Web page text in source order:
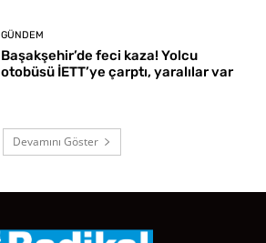
GÜNDEM
Başakşehir’de feci kaza! Yolcu
otobüsü İETT’ye çarptı, yaralılar var
Devamını Göster